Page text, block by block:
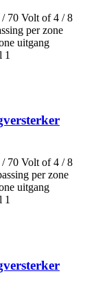
70 Volt of 4 / 8
per zone
uitgang
1
70 Volt of 4 / 8
per zone
uitgang
1